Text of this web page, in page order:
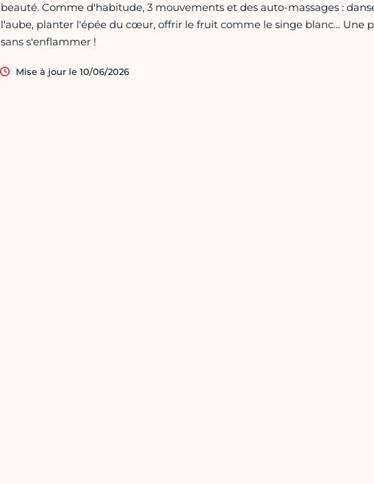
beauté. Comme d'habitude, 3 mouvements et des auto-massages :
l'aube, planter l'épée du cœur, offrir le fruit comme le singe blanc… Une
sans s'enflammer !
Mise à jour le 10/06/2026